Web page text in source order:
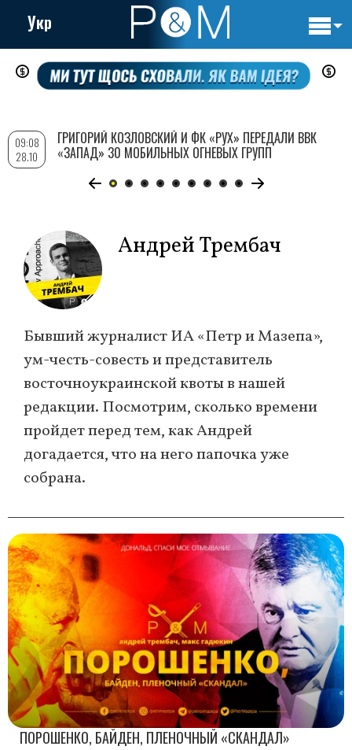
Перейти
содержанию
Укр
Андрей Трембач
Бывший журналист ИА «Петр и Мазепа»,
ум-честь-совесть и представитель
восточноукраинской квоты в нашей
редакции. Посмотрим, сколько времени
пройдет перед тем, как Андрей
догадается, что на него папочка уже
собрана.
ПОРОШЕНКО, БАЙДЕН, ПЛЕНОЧНЫЙ «СКАНДАЛ»
09:08
28.10
ГРИГОРИЙ КОЗЛОВСКИЙ И ФК «РУХ» ПЕРЕДАЛИ ВВК
«ЗАПАД» 30 МОБИЛЬНЫХ ОГНЕВЫХ ГРУПП